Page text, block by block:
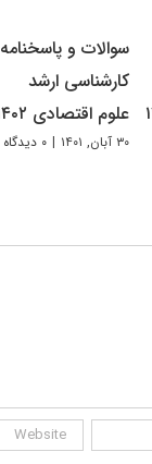
سوالات و پاسخنامه
کارشناسی ارشد
علوم اقتصادی ۱۴۰۲
۳۰ آبان, ۱۴۰۱ | ۰ دیدگاه